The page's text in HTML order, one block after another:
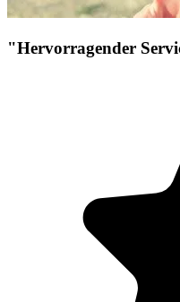
"Hervorragender